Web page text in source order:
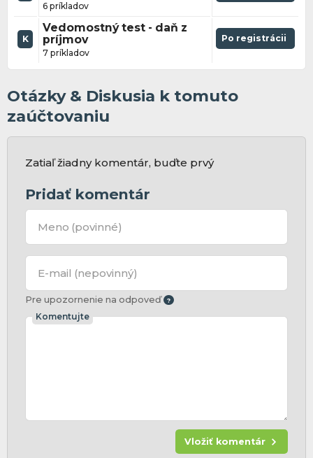
6 príkladov
K
Vedomostný test - daň z
príjmov
7 príkladov
Po registrácii
Otázky & Diskusia k tomuto
zaúčtovaniu
Zatiaľ žiadny komentár, buďte prvý
Pridať komentár
Meno (povinné)
E-mail (nepovinný)
Pre upozornenie na odpoveď
Komentujte
Vložiť komentár